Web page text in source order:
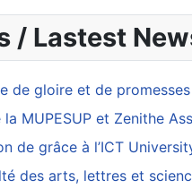
/ Lastest
de gloire et de
MUPESUP et Zenithe
de grâce à l’ICT
des arts, lettres et